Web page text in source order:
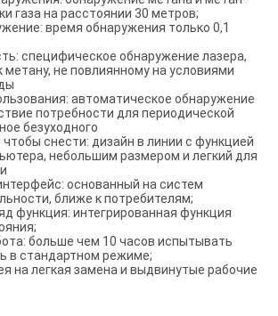
газа на расстоянии 30 метров;
время обнаружения только 0,1
специфическое обнаружение лазера,
метану, не повлиянному на условиями
автоматическое обнаружение
потребности для периодической
безуходного
снести: дизайн в линии с функцией
небольшим размером и легкий для
основанный на систем
ближе к потребителям;
функция: интегрированная функция
больше чем 10 часов испытывать
в стандартном режиме;
на легкая замена и выдвинутые рабочие